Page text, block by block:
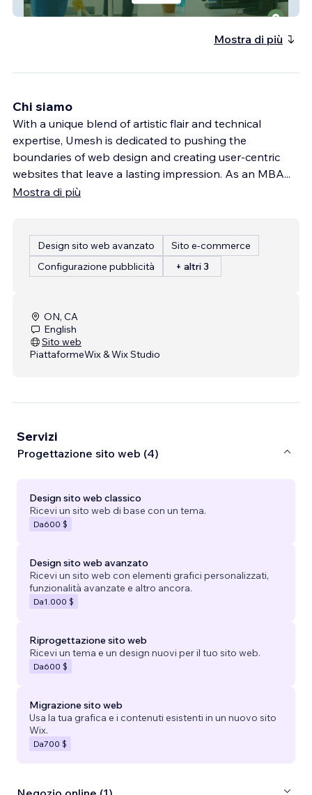
G.I.JO Cleaning Services
Mostra di più
Chi siamo
With a unique blend of artistic flair and technical
expertise, Umesh is dedicated to pushing the
boundaries of web design and creating user-centric
websites that leave a lasting impression. As an MBA...
Mostra di più
Design sito web avanzato
Sito e-commerce
Configurazione pubblicità
+ altri 3
ON, CA
English
Sito web
PiattaformeWix & Wix Studio
Servizi
Progettazione sito web (4)
Design sito web classico
Ricevi un sito web di base con un tema.
Da600 $
Design sito web avanzato
Ricevi un sito web con elementi grafici personalizzati,
funzionalità avanzate e altro ancora.
Da1.000 $
Riprogettazione sito web
Ricevi un tema e un design nuovi per il tuo sito web.
Da600 $
Migrazione sito web
Usa la tua grafica e i contenuti esistenti in un nuovo sito
Wix.
Da700 $